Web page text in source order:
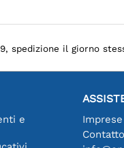
spedizione il giorno
e
Imprese
Contatto